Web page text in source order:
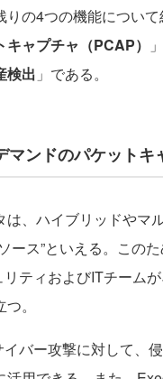
りの4つの機能につい
ャプチャ（PCAP）
検出 」である。
ンドのパケットキ
、ハイブリッドやマ
ース”といえる。この
ティおよびITチーム
。
バー攻撃に対して、